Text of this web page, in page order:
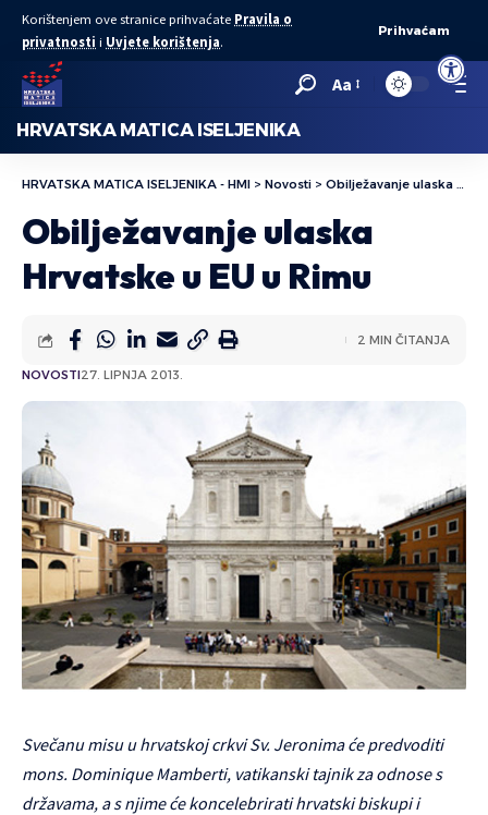
Open
Korištenjem ove stranice prihvaćate Pravila o
privatnosti i Uvjete korištenja.
Prihvaćam
Aa
HRVATSKA MATICA ISELJENIKA
HRVATSKA MATICA ISELJENIKA - HMI > Novosti > Obilježavanje ulaska Hrvatske u EU u Rimu
Obilježavanje ulaska
Hrvatske u EU u Rimu
NOVOSTI27. LIPNJA 2013.
2 MIN ČITANJA
Svečanu misu u hrvatskoj crkvi Sv. Jeronima će predvoditi
mons. Dominique Mamberti, vatikanski tajnik za odnose s
državama, a s njime će koncelebrirati hrvatski biskupi i